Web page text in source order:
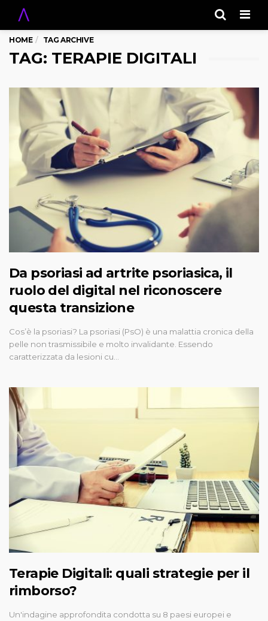
HOME TAG ARCHIVE
TAG: TERAPIE DIGITALI
Da psoriasi ad artrite psoriasica, il
ruolo del digital nel riconoscere
questa transizione
Cos’è la psoriasi? La psoriasi (PsO) è una malattia cronica della
pelle non trasmissibile e molto invalidante. Essendo
caratterizzata da lesioni cu…
Terapie Digitali: quali strategie per il
rimborso?
Un'indagine approfondita condotta su 8 paesi europei e